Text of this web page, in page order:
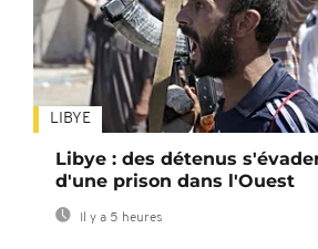
LIBYE
Libye : des détenus
d'une prison dans l'Ouest
Il y a 5 heures